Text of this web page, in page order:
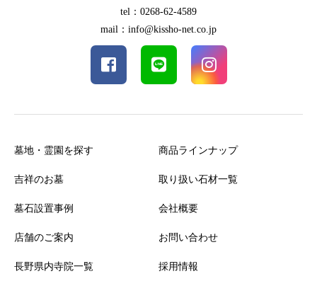
tel：0268-62-4589
mail：info@kissho-net.co.jp
墓地・霊園を探す
吉祥のお墓
墓石設置事例
店舗のご案内
長野県内寺院一覧
商品ラインナップ
取り扱い石材一覧
会社概要
お問い合わせ
採用情報